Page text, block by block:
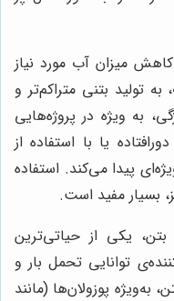
میزان آب مورد نیاز
تولید بتنی متراکم‌تر و
به ویژه در پروژه‌هایی
یا با استفاده از
پیدا می‌کند. استفاده
بسیار مفید است.
یکی از حیاتی‌ترین
توانایی تحمل بار و
به‌ویژه پوزولان‌ها (مانند